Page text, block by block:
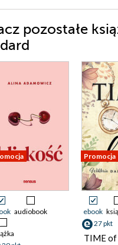
pozostałe
audiobook
Promocja
ebook
27 pkt
TIME of